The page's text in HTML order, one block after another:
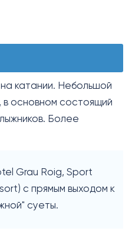
катании. Небольшой
в основном состоящий
Более
Grau Roig, Sport
с прямым выходом к
суеты.